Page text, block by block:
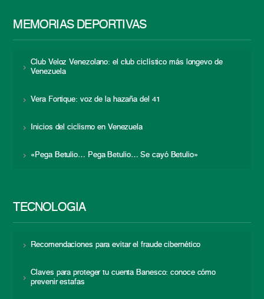
MEMORIAS DEPORTIVAS
Club Veloz Venezolano: el club ciclístico más longevo de
Venezuela
Vera Fortique: voz de la hazaña del 41
Inicios del ciclismo en Venezuela
«Pega Betulio… Pega Betulio… Se cayó Betulio»
TECNOLOGÍA
Recomendaciones para evitar el fraude cibernético
Claves para proteger tu cuenta Banesco: conoce cómo
prevenir estafas